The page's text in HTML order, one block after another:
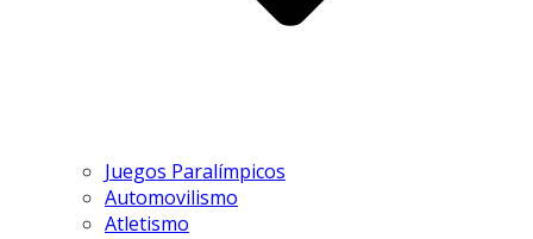
Juegos Paralímpicos
Automovilismo
Atletismo